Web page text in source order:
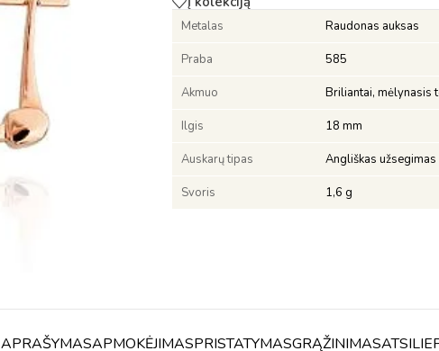
Metalas Raudonas auksas
Praba 585
Akmuo Briliantai, mėlynasis
Ilgis 18 mm
Auskarų tipas Angliškas užsegimas
Svoris 1,6 g
APRAŠYMASAPMOKĖJIMASPRISTATYMASGRĄŽINIMAS